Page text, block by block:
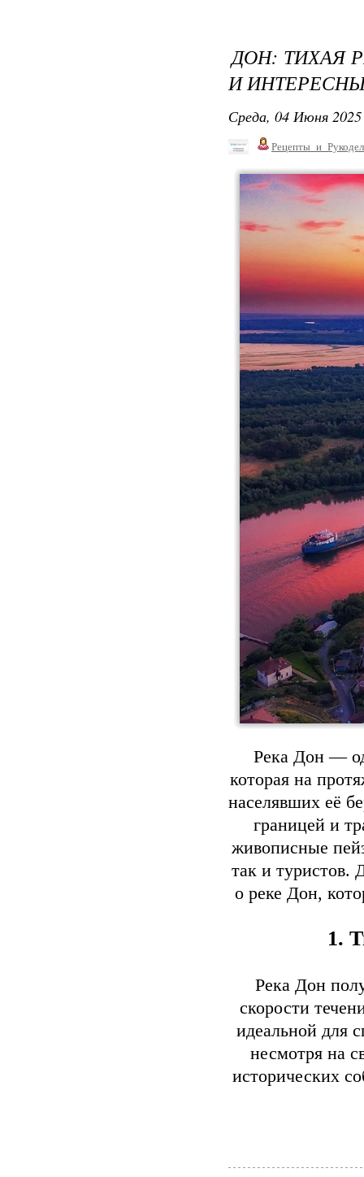
ДОН: ТИХАЯ
И
Среда, 04 Июня
Река Дон —
которая на
населявших её
границей и
живописные
так и туристов.
о реке Дон,
1.
Река Дон
скорости
идеальной для
несмотря на
исторических